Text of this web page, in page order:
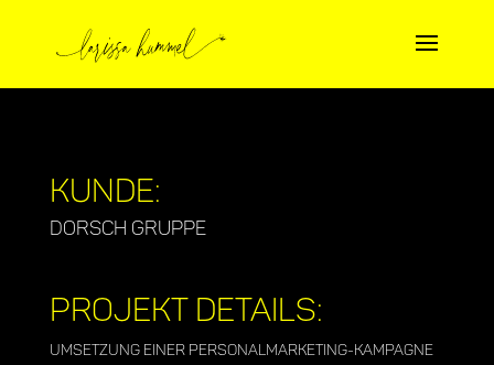
Kunde:
Dorsch Gruppe
Projekt Details:
Umsetzung einer Personalmarketing-Kampagne